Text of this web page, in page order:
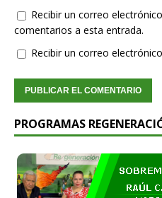
Recibir un correo
comentarios a esta entrada.
Recibir un correo
PROGRAMAS